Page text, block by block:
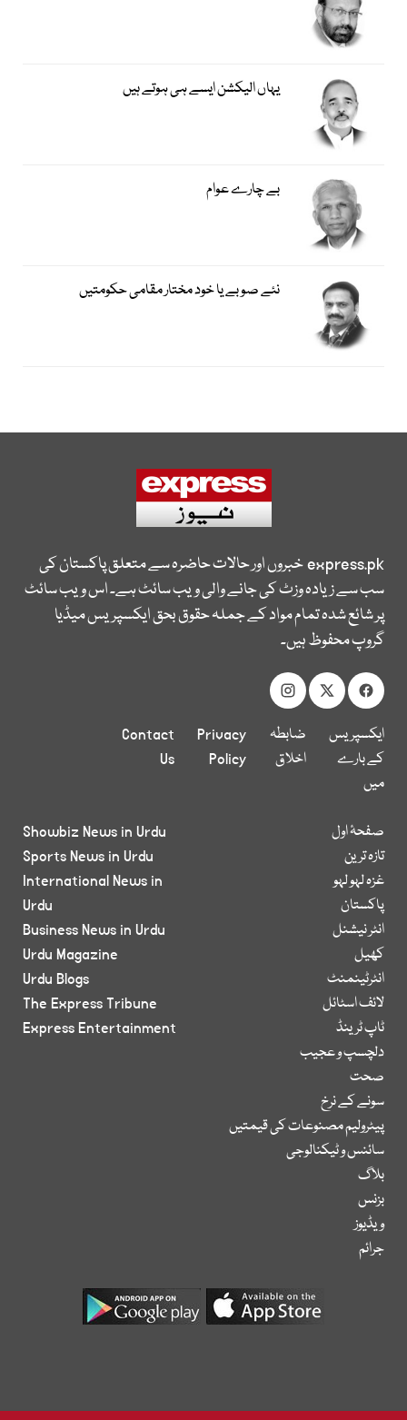
یہاں الیکشن ایسے ہی ہوتے ہیں
بے چارے عوام
نئے صوبے یا خود مختار مقامی حکومتیں
express.pkخبروں اور حالات حاضرہ سے متعلق پاکستان کی
سب سے زیادہ وزٹ کی جانے والی ویب سائٹ ہے۔ اس ویب سائٹ
پر شائع شدہ تمام مواد کے جملہ حقوق بحق ایکسپریس میڈیا
گروپ محفوظ ہیں۔
ایکسپریس
کے بارے
میں
ضابطہ
اخلاق
Privacy
Policy
Contact
Us
صفحۂ اول
تازہ ترین
غزہ لہو لہو
پاکستان
انٹر نیشنل
کھیل
انٹرٹینمنٹ
لائف اسٹائل
ٹاپ ٹرینڈ
دلچسپ و عجیب
صحت
سونے کے نرخ
پیٹرولیم مصنوعات کی قیمتیں
سائنس و ٹیکنالوجی
بلاگ
بزنس
ویڈیوز
جرائم
Showbiz News in Urdu
Sports News in Urdu
International News in
Urdu
Business News in Urdu
Urdu Magazine
Urdu Blogs
The Express Tribune
Express Entertainment